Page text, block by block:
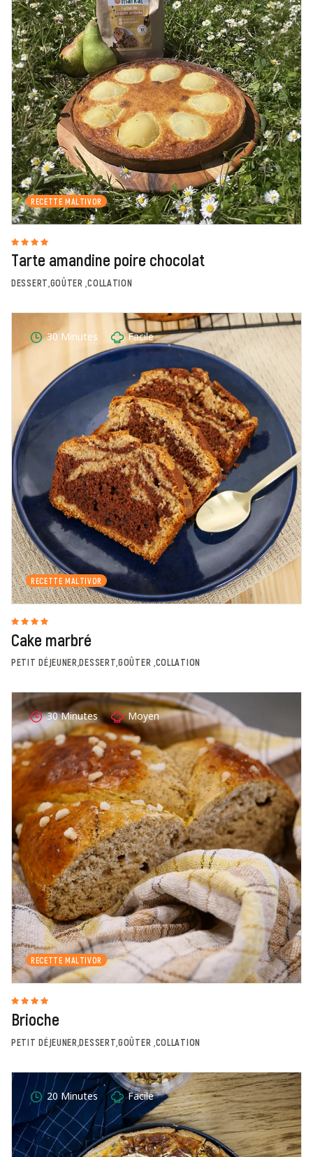
RECETTE MALTIVOR
Tarte amandine poire chocolat
DESSERT,GOÛTER ,COLLATION
RECETTE MALTIVOR
Cake marbré
PETIT DÉJEUNER,DESSERT,GOÛTER ,COLLATION
30 Minutes Facile
RECETTE MALTIVOR
Brioche
PETIT DÉJEUNER,DESSERT,GOÛTER ,COLLATION
30 Minutes Moyen
20 Minutes Facile